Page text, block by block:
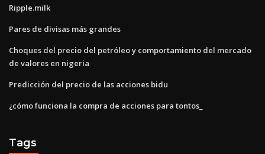
Ripple.milk
Pares de divisas más grandes
Choques del precio del petróleo y comportamiento del mercado
de valores en nigeria
Predicción del precio de las acciones bidu
¿cómo funciona la compra de acciones para tontos_
Tags